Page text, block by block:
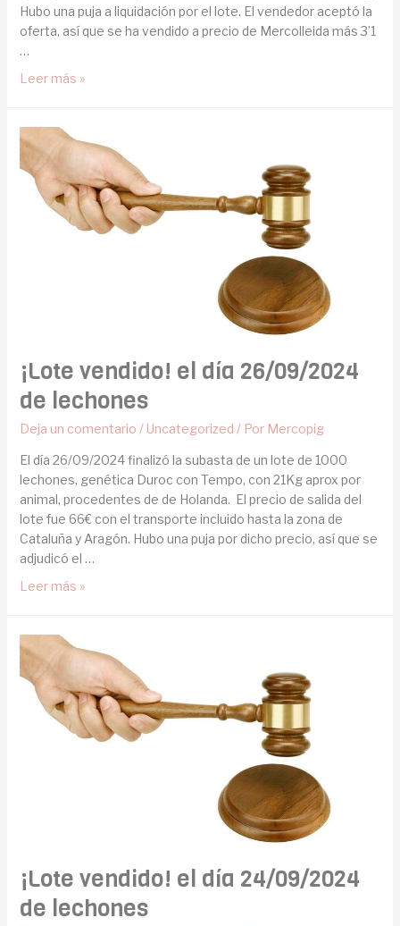
Hubo una puja a liquidación por el lote. El vendedor aceptó la
oferta, así que se ha vendido a precio de Mercolleida más 3’1
…
Leer más »
¡Lote vendido! el día 26/09/2024
de lechones
Deja un comentario / Uncategorized / Por Mercopig
El día 26/09/2024 finalizó la subasta de un lote de 1000
lechones, genética Duroc con Tempo, con 21Kg aprox por
animal, procedentes de de Holanda. El precio de salida del
lote fue 66€ con el transporte incluido hasta la zona de
Cataluña y Aragón. Hubo una puja por dicho precio, así que se
adjudicó el …
Leer más »
¡Lote vendido! el día 24/09/2024
de lechones